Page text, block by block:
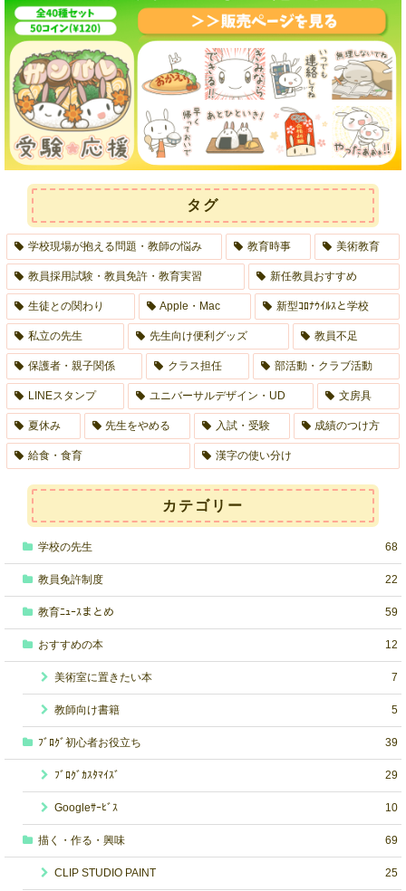
タグ
学校現場が抱える問題・教師の悩み 教育時事 美術教育
教員採用試験・教員免許・教育実習 新任教員おすすめ
生徒との関わり Apple・Mac 新型ｺﾛﾅｳｲﾙｽと学校
私立の先生 先生向け便利グッズ 教員不足
保護者・親子関係 クラス担任 部活動・クラブ活動
LINEスタンプ ユニバーサルデザイン・UD 文房具
夏休み 先生をやめる 入試・受験 成績のつけ方
給食・食育 漢字の使い分け
カテゴリー
学校の先生 68
教員免許制度 22
教育ﾆｭｰｽまとめ 59
おすすめの本 12
美術室に置きたい本 7
教師向け書籍 5
ﾌﾞﾛｸﾞ初心者お役立ち 39
ﾌﾞﾛｸﾞｶｽﾀﾏｲｽﾞ 29
Googleｻｰﾋﾞｽ 10
描く・作る・興味 69
CLIP STUDIO PAINT 25